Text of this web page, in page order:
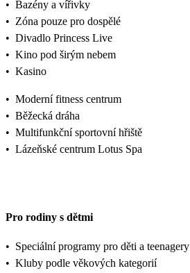
• Bazény a vířivky
• Zóna pouze pro dospělé
• Divadlo Princess Live
• Kino pod širým nebem
• Kasino
• Moderní fitness centrum
• Běžecká dráha
• Multifunkční sportovní hřiště
• Lázeňské centrum Lotus Spa
Pro rodiny s dětmi
• Speciální programy pro děti a teenagery
• Kluby podle věkových kategorií